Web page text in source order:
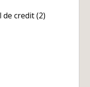
de credit (2)